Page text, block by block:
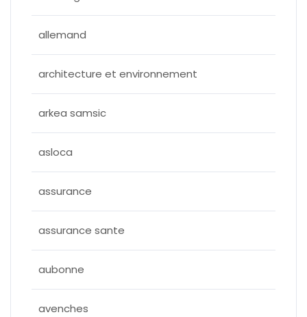
allemand
architecture et environnement
arkea samsic
asloca
assurance
assurance sante
aubonne
avenches